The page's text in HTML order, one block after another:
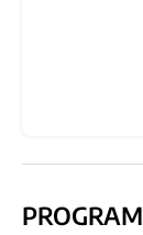
PROGRAM